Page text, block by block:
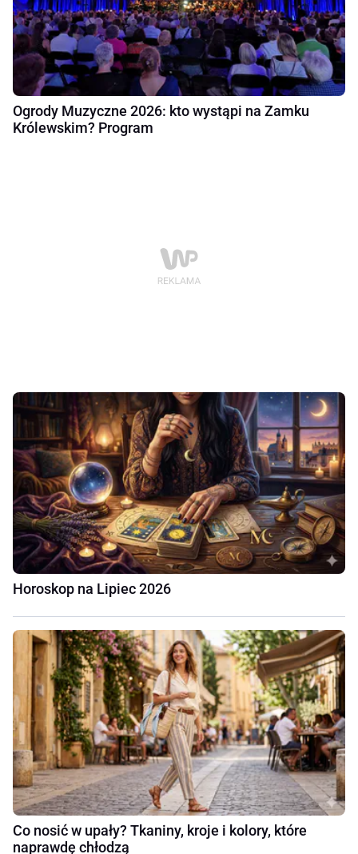
Ogrody Muzyczne 2026: kto wystąpi na Zamku
Królewskim? Program
Horoskop na Lipiec 2026
Co nosić w upały? Tkaniny, kroje i kolory, które
naprawdę chłodzą